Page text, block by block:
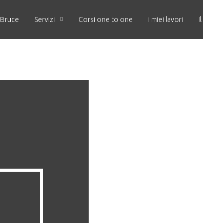
Bruce Servizi Corsi one to one i miei lavori